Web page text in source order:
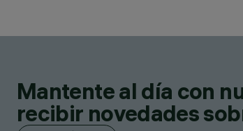
Mantente al día con
recibir novedades